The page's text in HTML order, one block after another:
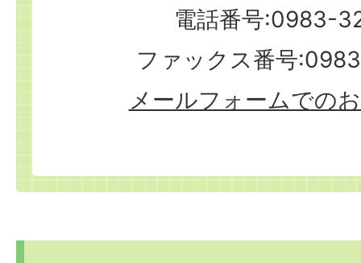
電話番号:0983-
ファックス番号
メールフォームでの